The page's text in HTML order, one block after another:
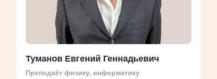
Туманов Евгений Геннадьевич
Преподаёт физику, информатику